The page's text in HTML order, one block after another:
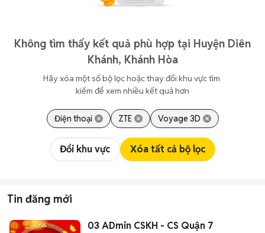
Không tìm thấy kết quả phù hợp tại Huyện Diên
Khánh, Khánh Hòa
Hãy xóa một số bộ lọc hoặc thay đổi khu vực tìm
kiếm để xem nhiều kết quả hơn
Điện thoại ZTE Voyage 3D
Đổi khu vực Xóa tất cả bộ lọc
Tin đăng mới
03 ADmin CSKH - CS Quận 7